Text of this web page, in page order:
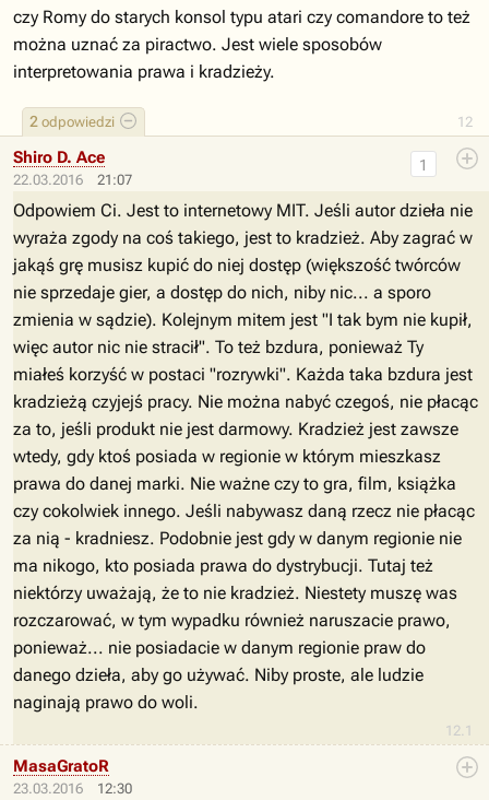
12
2 odpowiedzi
czy Romy do starych konsol typu atari czy comandore to też
można uznać za piractwo. Jest wiele sposobów
interpretowania prawa i kradzieży.
22.03.2016 21:07
12.1
1
Shiro D. Ace
Odpowiem Ci. Jest to internetowy MIT. Jeśli autor dzieła nie
wyraża zgody na coś takiego, jest to kradzież. Aby zagrać w
jakąś grę musisz kupić do niej dostęp (większość twórców
nie sprzedaje gier, a dostęp do nich, niby nic... a sporo
zmienia w sądzie). Kolejnym mitem jest "I tak bym nie kupił,
więc autor nic nie stracił". To też bzdura, ponieważ Ty
miałeś korzyść w postaci "rozrywki". Każda taka bzdura jest
kradzieżą czyjejś pracy. Nie można nabyć czegoś, nie płacąc
za to, jeśli produkt nie jest darmowy. Kradzież jest zawsze
wtedy, gdy ktoś posiada w regionie w którym mieszkasz
prawa do danej marki. Nie ważne czy to gra, film, książka
czy cokolwiek innego. Jeśli nabywasz daną rzecz nie płacąc
za nią - kradniesz. Podobnie jest gdy w danym regionie nie
ma nikogo, kto posiada prawa do dystrybucji. Tutaj też
niektórzy uważają, że to nie kradzież. Niestety muszę was
rozczarować, w tym wypadku również naruszacie prawo,
ponieważ... nie posiadacie w danym regionie praw do
danego dzieła, aby go używać. Niby proste, ale ludzie
naginają prawo do woli.
23.03.2016 12:30
MasaGratoR